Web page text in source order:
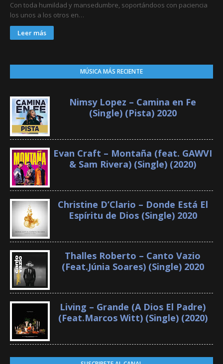
Con toda humildad y mansedumbre, soportándoos con paciencia
los unos a los otros en…
Leer más
MÚSICA MÁS RECIENTE
Nimsy Lopez – Camina en Fe
(Single) (Pista) 2020
Evan Craft – Montaña (feat. GAWVI
& Sam Rivera) (Single) (2020)
Christine D’Clario – Donde Está El
Espíritu de Dios (Single) 2020
Thalles Roberto – Canto Vazio
(Feat.Júnia Soares) (Single) 2020
Living – Grande (A Dios El Padre)
(Feat.Marcos Witt) (Single) (2020)